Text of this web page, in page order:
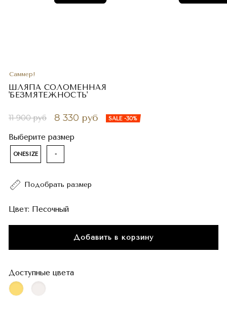
Саммер!
ШЛЯПА СОЛОМЕННАЯ
'БЕЗМЯТЕЖНОСТЬ'
11 900 руб 8 330 руб SALE -30%
Выберите размер
ONESIZE -
Подобрать размер
Цвет: Песочный
Добавить в корзину
Доступные цвета